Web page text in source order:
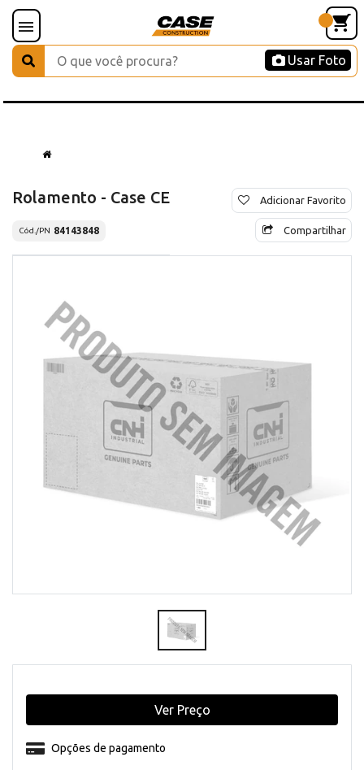
Usar Foto
Rolamento - Case CE
Cód./PN 84143848
Adicionar Favorito
Compartilhar
Opções de pagamento
Ver Preço